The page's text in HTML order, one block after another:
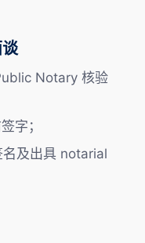
Notary 核验
字；
及出具 notarial